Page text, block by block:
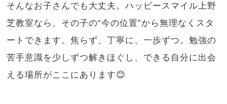
そんなお子さんでも大丈夫。ハッピースマイル上野
芝教室なら、その子の“今の位置”から無理なくスタ
ートできます。焦らず、丁寧に、一歩ずつ。勉強の
苦手意識を少しずつ解きほぐし、できる自分に出会
える場所がここにあります😊